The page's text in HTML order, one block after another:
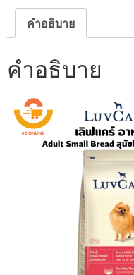
เล็ก
ตับ
ผัก
และ
ไข่
คำอธิบาย
คำอธิบาย